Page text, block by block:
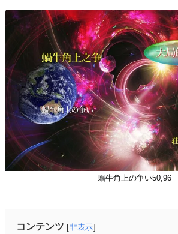
蝸牛角上の争い50,96
コンテンツ 非表示